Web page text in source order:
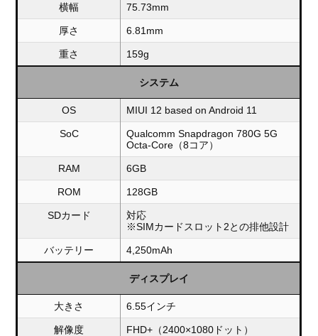
横幅 75.73mm
厚さ 6.81mm
重さ 159g
システム
OS MIUI 12 based on Android 11
SoC
Qualcomm Snapdragon 780G 5G
Octa-Core（8コア）
RAM 6GB
ROM 128GB
SDカード
対応
※SIMカードスロット2との排他設計
バッテリー 4,250mAh
ディスプレイ
大きさ 6.55インチ
解像度 FHD+（2400×1080ドット）